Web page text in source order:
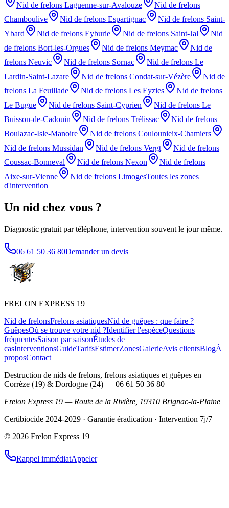
Nid de frelons Laguenne-sur-Avalouze
Nid de frelons
Chamboulive
Nid de frelons Espartignac Nid de frelons Saint-
Ybard
Nid de frelons Eyburie Nid de frelons Saint-Jal
Nid
de frelons Bort-les-Orgues Nid de frelons Meymac
Nid de
frelons Neuvic Nid de frelons Sornac Nid de frelons Le
Lardin-Saint-Lazare
Nid de frelons Condat-sur-Vézère
Nid de
frelons La Feuillade Nid de frelons Les Eyzies
Nid de frelons
Le Bugue
Nid de frelons Saint-Cyprien Nid de frelons Le
Buisson-de-Cadouin
Nid de frelons Trélissac
Nid de frelons
Boulazac-Isle-Manoire
Nid de frelons Coulounieix-Chamiers
Nid de frelons Mussidan Nid de frelons Vergt
Nid de frelons
Coussac-Bonneval
Nid de frelons Nexon
Nid de frelons
Aixe-sur-Vienne
Nid de frelons LimogesToutes les zones
d'intervention
Un nid chez vous ?
Diagnostic gratuit par téléphone, intervention souvent le jour même.
06 61 50 36 80Demander un devis
FRELON EXPRESS 19
Nid de frelonsFrelons asiatiquesNid de guêpes : que faire ?
GuêpesOù se trouve votre nid ?Identifier l'espèceQuestions
fréquentesSaison par saisonÉtudes de
casInterventionsGuideTarifsEstimerZonesGalerieAvis clientsBlogÀ
proposContact
Destruction de nids de frelons, frelons asiatiques et guêpes en
Corrèze (19) & Dordogne (24) — 06 61 50 36 80
Frelon Express 19 — Route de la Rivière 19310 Brignac-la-Plaine
Certibiocide 2024-2029 · Garantie éradication · Intervention 7j/7
© 2026 Frelon Express 19
Rappel immédiatAppeler